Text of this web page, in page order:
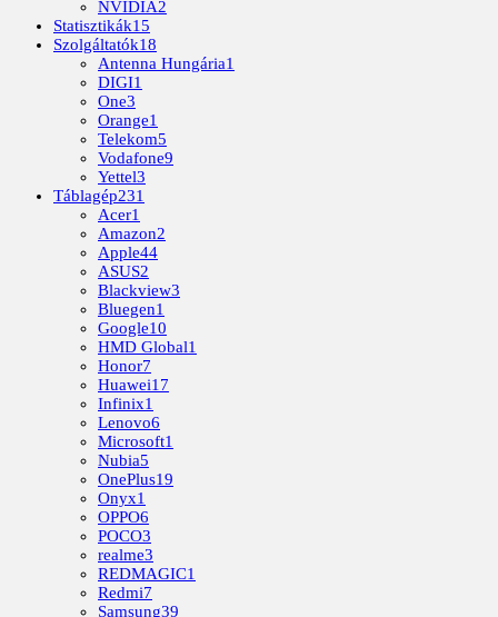
NVIDIA2
Statisztikák15
Szolgáltatók18
Antenna Hungária1
DIGI1
One3
Orange1
Telekom5
Vodafone9
Yettel3
Táblagép231
Acer1
Amazon2
Apple44
ASUS2
Blackview3
Bluegen1
Google10
HMD Global1
Honor7
Huawei17
Infinix1
Lenovo6
Microsoft1
Nubia5
OnePlus19
Onyx1
OPPO6
POCO3
realme3
REDMAGIC1
Redmi7
Samsung39